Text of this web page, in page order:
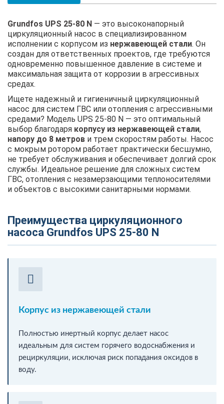
Grundfos UPS 25-80 N — это высоконапорный
циркуляционный насос в специализированном
исполнении с корпусом из нержавеющей стали. Он
создан для ответственных проектов, где требуются
одновременно повышенное давление в системе и
максимальная защита от коррозии в агрессивных
средах.
Ищете надежный и гигиеничный циркуляционный
насос для систем ГВС или отопления с агрессивными
средами? Модель UPS 25-80 N — это оптимальный
выбор благодаря корпусу из нержавеющей стали,
напору до 8 метров и трем скоростям работы. Насос
с мокрым ротором работает практически бесшумно,
не требует обслуживания и обеспечивает долгий срок
службы. Идеальное решение для сложных систем
ГВС, отопления с незамерзающими теплоносителями
и объектов с высокими санитарными нормами.
Преимущества циркуляционного
насоса Grundfos UPS 25-80 N
Корпус из нержавеющей стали
Полностью инертный корпус делает насос
идеальным для систем горячего водоснабжения и
рециркуляции, исключая риск попадания оксидов в
воду.